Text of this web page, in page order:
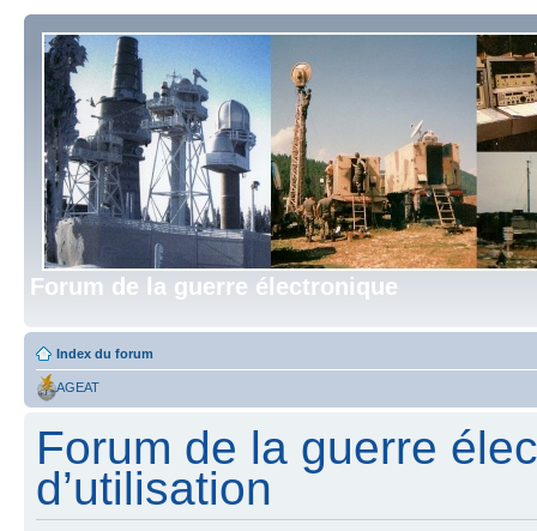
Forum de la guerre électronique
Index du forum
AGEAT
Forum de la guerre
d’utilisation